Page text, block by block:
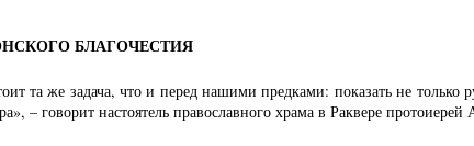
БЛАГОЧЕСТИЯ
та же задача, что и перед нашими предками: показать не только
– говорит настоятель православного храма в Раквере протоиерей